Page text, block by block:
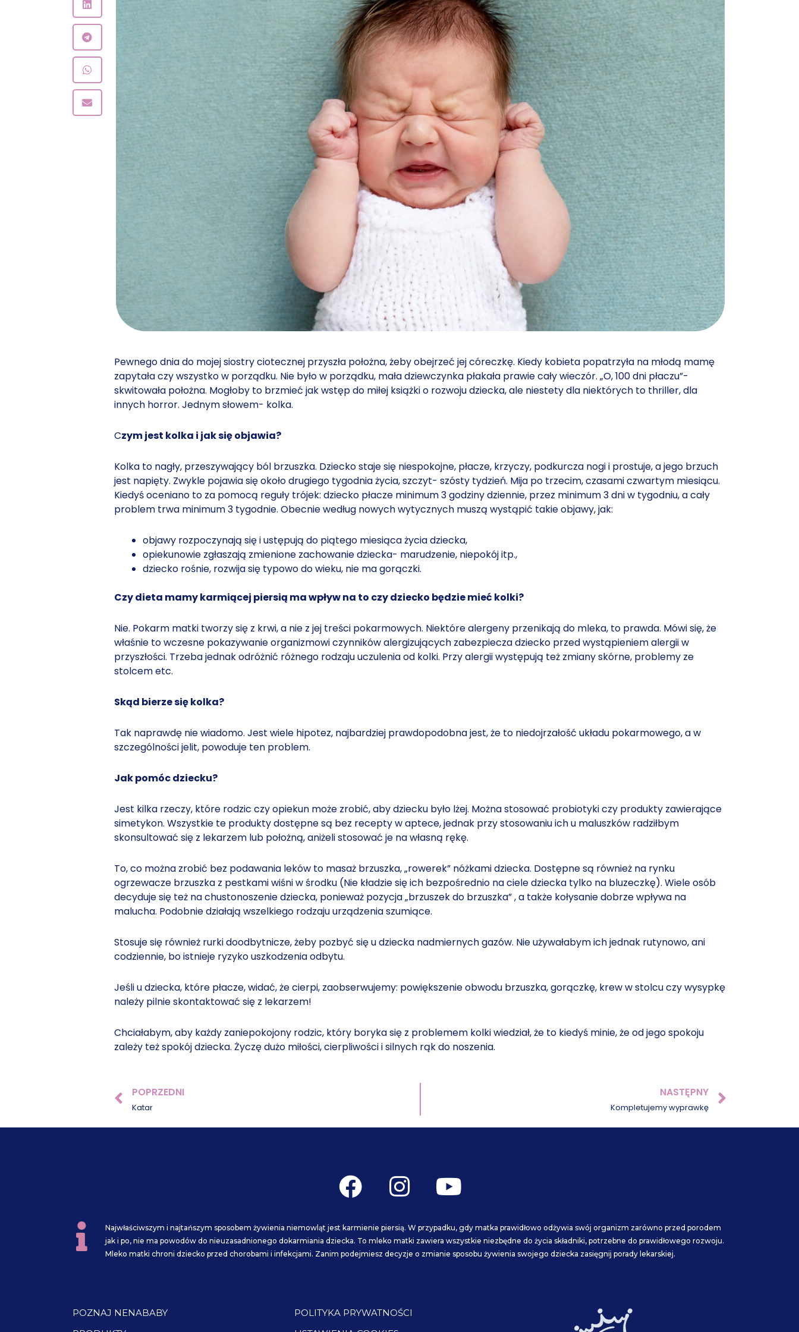
Pewnego dnia do mojej siostry ciotecznej przyszła położna, żeby obejrzeć jej córeczkę. Kiedy kobieta popatrzyła na młodą mamę
zapytała czy wszystko w porządku. Nie było w porządku, mała dziewczynka płakała prawie cały wieczór. „O, 100 dni płaczu”-
skwitowała położna. Mogłoby to brzmieć jak wstęp do miłej książki o rozwoju dziecka, ale niestety dla niektórych to thriller, dla
innych horror. Jednym słowem- kolka.
Czym jest kolka i jak się objawia?
Kolka to nagły, przeszywający ból brzuszka. Dziecko staje się niespokojne, płacze, krzyczy, podkurcza nogi i prostuje, a jego brzuch
jest napięty. Zwykle pojawia się około drugiego tygodnia życia, szczyt- szósty tydzień. Mija po trzecim, czasami czwartym miesiącu.
Kiedyś oceniano to za pomocą reguły trójek: dziecko płacze minimum 3 godziny dziennie, przez minimum 3 dni w tygodniu, a cały
problem trwa minimum 3 tygodnie. Obecnie według nowych wytycznych muszą wystąpić takie objawy, jak:
objawy rozpoczynają się i ustępują do piątego miesiąca życia dziecka,
opiekunowie zgłaszają zmienione zachowanie dziecka- marudzenie, niepokój itp.,
dziecko rośnie, rozwija się typowo do wieku, nie ma gorączki.
Czy dieta mamy karmiącej piersią ma wpływ na to czy dziecko będzie mieć kolki?
Nie. Pokarm matki tworzy się z krwi, a nie z jej treści pokarmowych. Niektóre alergeny przenikają do mleka, to prawda. Mówi się, że
właśnie to wczesne pokazywanie organizmowi czynników alergizujących zabezpiecza dziecko przed wystąpieniem alergii w
przyszłości. Trzeba jednak odróżnić różnego rodzaju uczulenia od kolki. Przy alergii występują też zmiany skórne, problemy ze
stolcem etc.
Skąd bierze się kolka?
Tak naprawdę nie wiadomo. Jest wiele hipotez, najbardziej prawdopodobna jest, że to niedojrzałość układu pokarmowego, a w
szczególności jelit, powoduje ten problem.
Jak pomóc dziecku?
Jest kilka rzeczy, które rodzic czy opiekun może zrobić, aby dziecku było lżej. Można stosować probiotyki czy produkty zawierające
simetykon. Wszystkie te produkty dostępne są bez recepty w aptece, jednak przy stosowaniu ich u maluszków radziłbym
skonsultować się z lekarzem lub położną, aniżeli stosować je na własną rękę.
To, co można zrobić bez podawania leków to masaż brzuszka, „rowerek” nóżkami dziecka. Dostępne są również na rynku
ogrzewacze brzuszka z pestkami wiśni w środku (Nie kładzie się ich bezpośrednio na ciele dziecka tylko na bluzeczkę). Wiele osób
decyduje się też na chustonoszenie dziecka, ponieważ pozycja „brzuszek do brzuszka” , a także kołysanie dobrze wpływa na
malucha. Podobnie działają wszelkiego rodzaju urządzenia szumiące.
Stosuje się również rurki doodbytnicze, żeby pozbyć się u dziecka nadmiernych gazów. Nie używałabym ich jednak rutynowo, ani
codziennie, bo istnieje ryzyko uszkodzenia odbytu.
Jeśli u dziecka, które płacze, widać, że cierpi, zaobserwujemy: powiększenie obwodu brzuszka, gorączkę, krew w stolcu czy wysypkę
należy pilnie skontaktować się z lekarzem!
Chciałabym, aby każdy zaniepokojony rodzic, który boryka się z problemem kolki wiedział, że to kiedyś minie, że od jego spokoju
zależy też spokój dziecka. Życzę dużo miłości, cierpliwości i silnych rąk do noszenia.
Prev
POPRZEDNI
Katar
NASTĘPNY
Kompletujemy wyprawkę
F
a
c
e
b
o
I
n
s
t
a
r
Y
o
u
t
u
Najwłaściwszym i najtańszym sposobem żywienia niemowląt jest karmienie piersią. W przypadku, gdy matka prawidłowo odżywia swój organizm zarówno przed porodem
jak i po, nie ma powodów do nieuzasadnionego dokarmiania dziecka. To mleko matki zawiera wszystkie niezbędne do życia składniki, potrzebne do prawidłowego rozwoju.
Mleko matki chroni dziecko przed chorobami i infekcjami. Zanim podejmiesz decyzje o zmianie sposobu żywienia swojego dziecka zasięgnij porady lekarskiej.
POZNAJ NENABABY
POLITYKA PRYWATNOŚCI